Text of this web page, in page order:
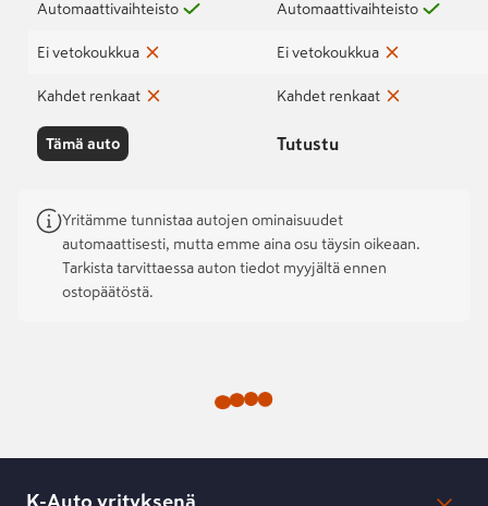
Automaattivaihteisto
Ei vetokoukkua
Kahdet renkaat
Tämä auto
Automaattivaihteisto
Ei vetokoukkua
Kahdet renkaat
Tutustu
Yritämme tunnistaa autojen ominaisuudet
automaattisesti, mutta emme aina osu täysin oikeaan.
Tarkista tarvittaessa auton tiedot myyjältä ennen
ostopäätöstä.
K-Auto yrityksenä